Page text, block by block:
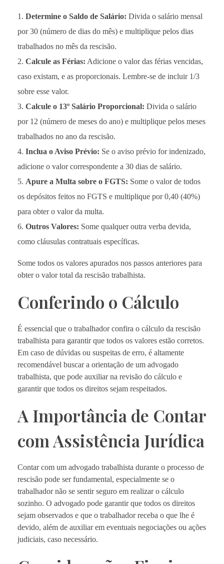
Determine o Saldo de Salário: Divida o salário mensal
por 30 (número de dias do mês) e multiplique pelos dias
trabalhados no mês da rescisão.
Calcule as Férias: Adicione o valor das férias vencidas,
caso existam, e as proporcionais. Lembre-se de incluir 1/3
sobre esse valor.
Calcule o 13º Salário Proporcional: Divida o salário
por 12 (número de meses do ano) e multiplique pelos meses
trabalhados no ano da rescisão.
Inclua o Aviso Prévio: Se o aviso prévio for indenizado,
adicione o valor correspondente a 30 dias de salário.
Apure a Multa sobre o FGTS: Some o valor de todos
os depósitos feitos no FGTS e multiplique por 0,40 (40%)
para obter o valor da multa.
Outros Valores: Some qualquer outra verba devida,
como cláusulas contratuais específicas.
Some todos os valores apurados nos passos anteriores para
obter o valor total da rescisão trabalhista.
Conferindo o Cálculo
É essencial que o trabalhador confira o cálculo da rescisão
trabalhista para garantir que todos os valores estão corretos.
Em caso de dúvidas ou suspeitas de erro, é altamente
recomendável buscar a orientação de um advogado
trabalhista, que pode auxiliar na revisão do cálculo e
garantir que todos os direitos sejam respeitados.
A Importância de Contar
com Assistência Jurídica
Contar com um advogado trabalhista durante o processo de
rescisão pode ser fundamental, especialmente se o
trabalhador não se sentir seguro em realizar o cálculo
sozinho. O advogado pode garantir que todos os direitos
sejam observados e que o trabalhador receba o que lhe é
devido, além de auxiliar em eventuais negociações ou ações
judiciais, caso necessário.